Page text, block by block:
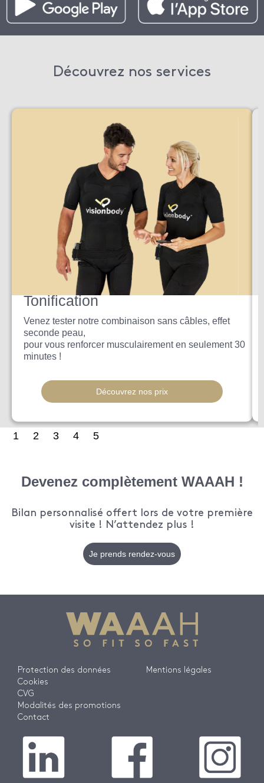
Découvrez nos services
Tonification
Venez tester notre combinaison sans câbles, effet
seconde peau,
pour vous renforcer musculairement en seulement 30
minutes !
Découvrez nos prix
1 2 3 4 5
Devenez complètement WAAAH !
Bilan personnalisé offert lors de votre première
visite ! N’attendez plus !
Je prends rendez-vous
Protection des données
Mentions légales
Cookies
CVG
Modalités des promotions
Contact